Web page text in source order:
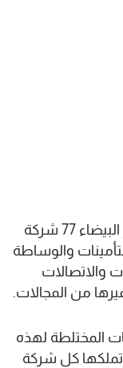
يبلغ عدد الشركات المدرجة ببورصة الدار البيضاء 77 شركة
والوساطة
والاتصالات
من المجالات.
المختلطة لهذه
كل شركة